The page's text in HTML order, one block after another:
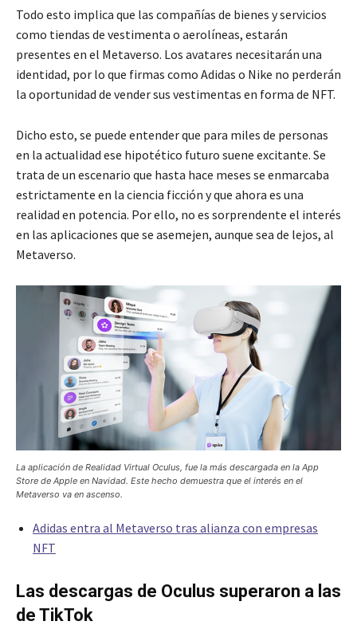
Todo esto implica que las compañías de bienes y servicios
como tiendas de vestimenta o aerolíneas, estarán
presentes en el Metaverso. Los avatares necesitarán una
identidad, por lo que firmas como Adidas o Nike no perderán
la oportunidad de vender sus vestimentas en forma de NFT.
Dicho esto, se puede entender que para miles de personas
en la actualidad ese hipotético futuro suene excitante. Se
trata de un escenario que hasta hace meses se enmarcaba
estrictamente en la ciencia ficción y que ahora es una
realidad en potencia. Por ello, no es sorprendente el interés
en las aplicaciones que se asemejen, aunque sea de lejos, al
Metaverso.
La aplicación de Realidad Virtual Oculus, fue la más descargada en la App
Store de Apple en Navidad. Este hecho demuestra que el interés en el
Metaverso va en ascenso.
Adidas entra al Metaverso tras alianza con empresas
NFT
Las descargas de Oculus superaron a las
de TikTok